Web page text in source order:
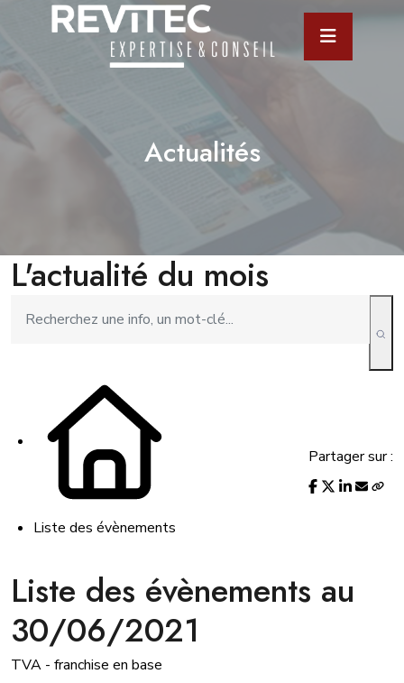
Actualités
L'actualité du mois
Liste des évènements
Partager sur :
Liste des évènements au
30/06/2021
TVA - franchise en base